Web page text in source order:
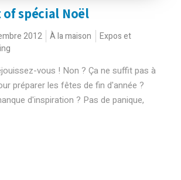
spécial Noël
2012 À la maison
Expos et
vous ! Non ? Ça ne suffit pas à
préparer les fêtes de fin d'année ?
d'inspiration ? Pas de panique,